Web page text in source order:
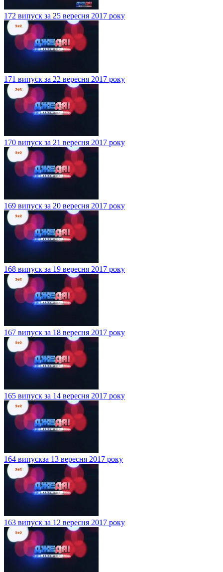
172 випуск за 25 вересня 2017 року
171 випуск за 22 вересня 2017 року
170 випуск за 21 вересня 2017 року
169 випуск за 20 вересня 2017 року
168 випуск за 19 вересня 2017 року
167 випуск за 18 вересня 2017 року
165 випуск за 14 вересня 2017 року
164 випускза 13 вересня 2017 року
163 випуск за 12 вересня 2017 року